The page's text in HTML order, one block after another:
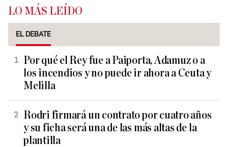
LO MÁS LEÍDO
EL DEBATE
Por qué el Rey fue a Paiporta, Adamuz o a
los incendios y no puede ir ahora a Ceuta y
Melilla
Rodri firmará un contrato por cuatro años
y su ficha será una de las más altas de la
plantilla